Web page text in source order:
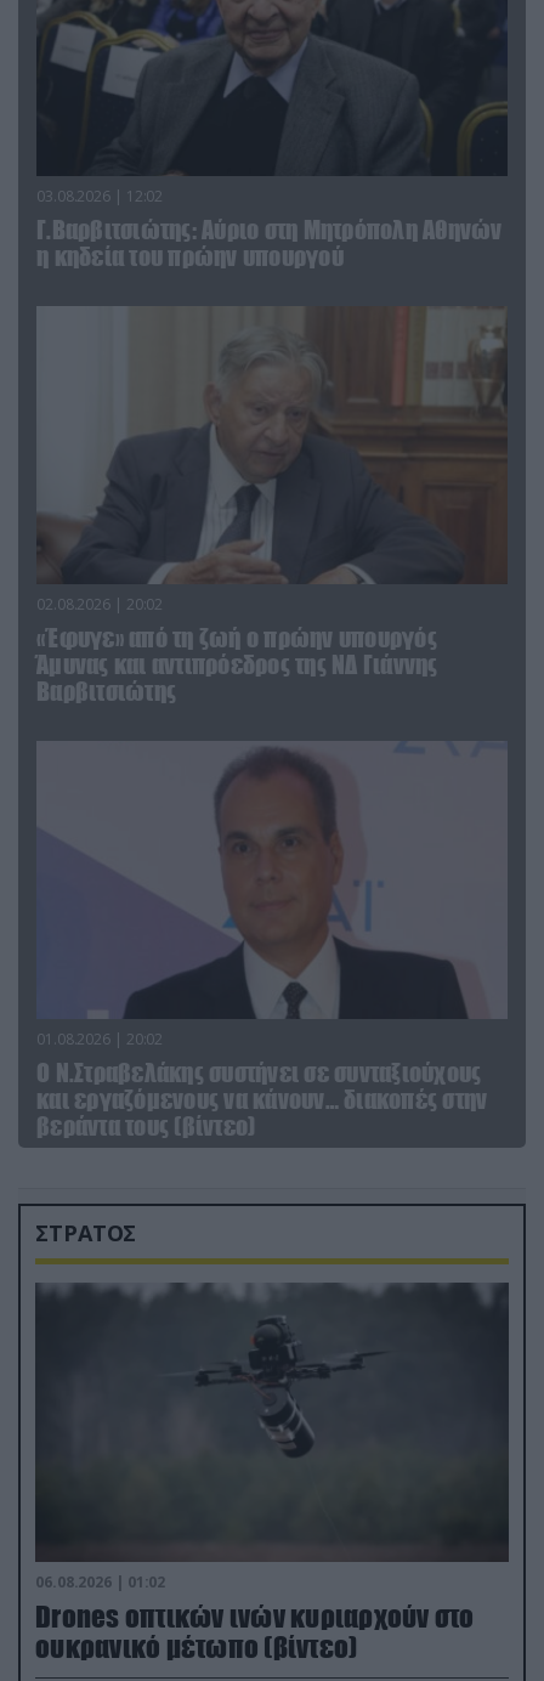
03.08.2026 | 12:02
Γ.Βαρβιτσιώτης: Aύριο στη Μητρόπολη Αθηνών
η κηδεία του πρώην υπουργού
02.08.2026 | 20:02
«Έφυγε» από τη ζωή ο πρώην υπουργός
Άμυνας και αντιπρόεδρος της ΝΔ Γιάννης
Βαρβιτσιώτης
01.08.2026 | 20:02
Ο Ν.Στραβελάκης συστήνει σε συνταξιούχους
και εργαζόμενους να κάνουν… διακοπές στην
βεράντα τους (βίντεο)
ΣΤΡΑΤΟΣ
06.08.2026 | 01:02
Drones οπτικών ινών κυριαρχούν στο
ουκρανικό μέτωπο (βίντεο)